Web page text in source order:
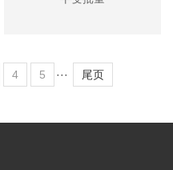
4 5 ··· 尾页